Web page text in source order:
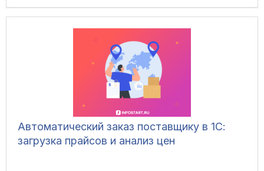
Автоматический заказ поставщику в 1С:
загрузка прайсов и анализ цен